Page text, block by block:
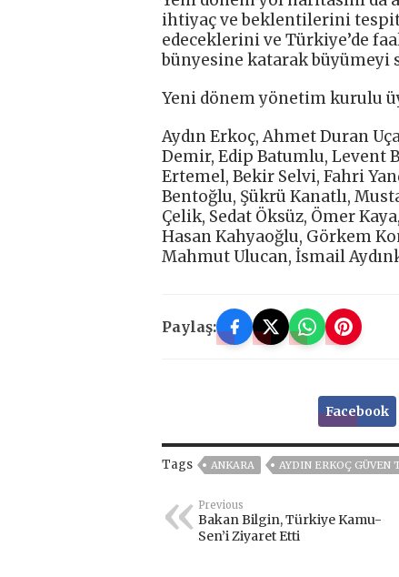
ihtiyaç ve beklentilerini tespit
edeceklerini ve Türkiye’de
bünyesine katarak büyümeyi
Yeni dönem yönetim kurulu
Aydın Erkoç, Ahmet Duran
Demir, Edip Batumlu, Levent
Ertemel, Bekir Selvi, Fahri
Bentoğlu, Şükrü Kanatlı,
Çelik, Sedat Öksüz, Ömer
Hasan Kahyaoğlu, Görkem
Mahmut Ulucan, İsmail
Paylaş:
Facebook
Tags ANKARA AYDIN ERKOÇ GÜVEN
Previous
Bakan Bilgin, Türkiye Kamu-
Sen’i Ziyaret Etti